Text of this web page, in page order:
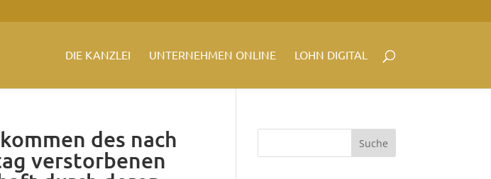
DIE KANZLEI UNTERNEHMEN ONLINE LOHN DIGITAL
des nach
verstorbenen